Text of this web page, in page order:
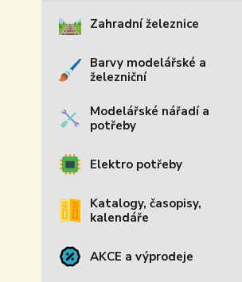
Zahradní železnice
Barvy modelářské a
železniční
Modelářské nářadí a
potřeby
Elektro potřeby
Katalogy, časopisy,
kalendáře
AKCE a výprodeje